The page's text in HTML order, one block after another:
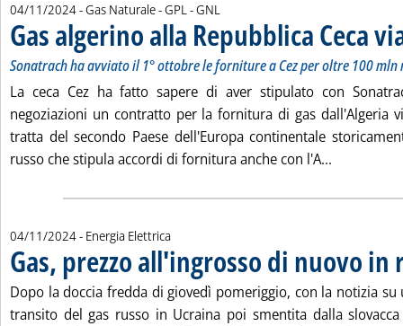
04/11/2024- Gas Naturale - GPL - GNL
Gas algerino alla Repubblica Ceca
Sonatrach ha avviato il 1° ottobre le forniture a Cez per oltre 100 mln
La ceca Cez ha fatto sapere di aver stipulato con
negoziazioni un contratto per la fornitura di gas dall'Algeria
tratta del secondo Paese dell'Europa continentale
russo che stipula accordi di fornitura anche con l'A...
04/11/2024- Energia Elettrica
Gas, prezzo all'ingrosso di nuovo in
Dopo la doccia fredda di giovedì pomeriggio, con la notizia
transito del gas russo in Ucraina poi smentita dalla